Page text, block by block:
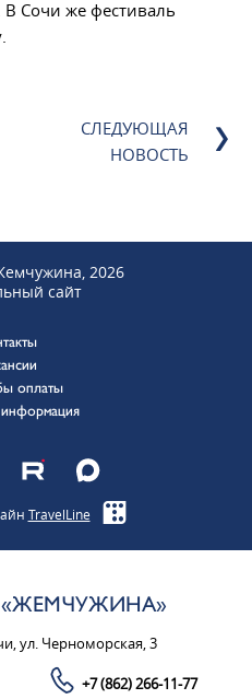
Сочи же фестиваль
СЛЕДУЮЩАЯ
НОВОСТЬ
2026
сайт
оплаты
TravelLine
«ЖЕМЧУЖИНА»
ул. Черноморская, 3
+7 (862) 266-11-77